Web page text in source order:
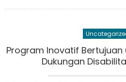
Program Inovatif Bertujuan
Dukungan